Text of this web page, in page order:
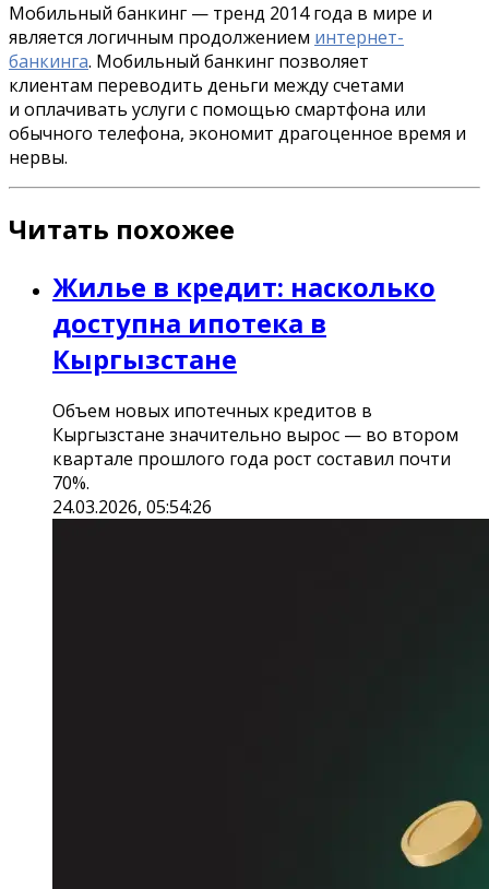
Мобильный банкинг — тренд 2014 года в мире и
является логичным продолжением интернет-
банкинга. Мобильный банкинг позволяет
клиентам переводить деньги между счетами
и оплачивать услуги с помощью смартфона или
обычного телефона, экономит драгоценное время и
нервы.
Читать похожее
Жилье в кредит: насколько
доступна ипотека в
Кыргызстане
Объем новых ипотечных кредитов в
Кыргызстане значительно вырос — во втором
квартале прошлого года рост составил почти
70%.
24.03.2026, 05:54:26